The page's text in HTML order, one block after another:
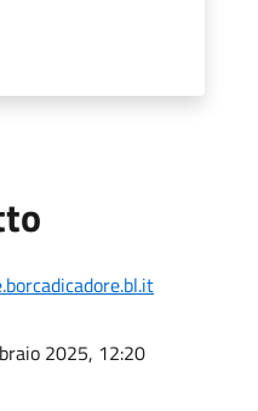
2025, 12:20